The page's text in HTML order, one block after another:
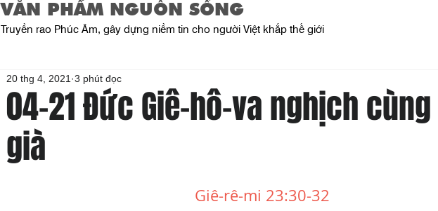
VĂN PHẨM NGUỒN SỐNG
Truyền rao Phúc Âm, gây dựng niềm tin cho người Việt khắp thế giới
04-21 Đức Giê-hô-va nghịch
già
20 thg 4, 2021 3 phút đọc
Giê-rê-mi 23:30-32